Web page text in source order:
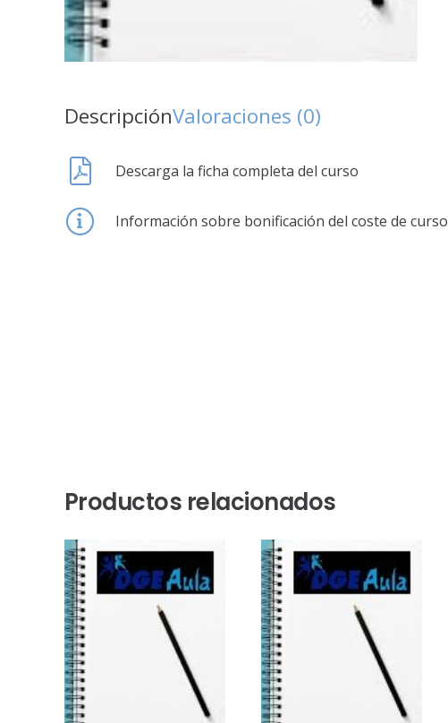
DescripciónValoraciones (0)
Descarga la ficha completa del curso
Información sobre bonificación del coste de curso
Productos relacionados